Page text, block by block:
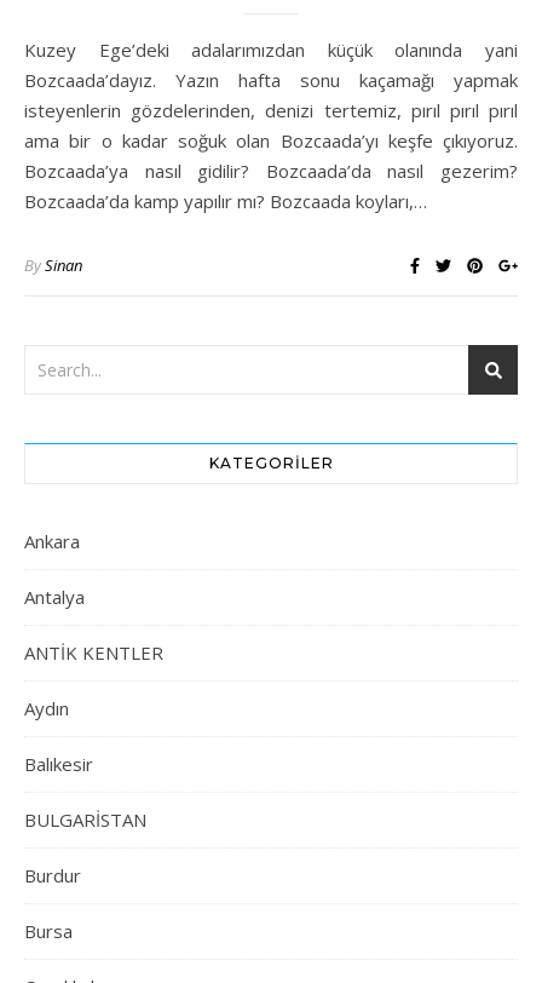
Kuzey Ege’deki adalarımızdan küçük olanında yani
Bozcaada’dayız. Yazın hafta sonu kaçamağı yapmak
isteyenlerin gözdelerinden, denizi tertemiz, pırıl pırıl pırıl
ama bir o kadar soğuk olan Bozcaada’yı keşfe çıkıyoruz.
Bozcaada’ya nasıl gidilir? Bozcaada’da nasıl gezerim?
Bozcaada’da kamp yapılır mı? Bozcaada koyları,…
BySinan
KATEGORILER
Ankara
Antalya
ANTİK KENTLER
Aydın
Balıkesir
BULGARİSTAN
Burdur
Bursa